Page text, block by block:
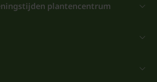
plantencentrum